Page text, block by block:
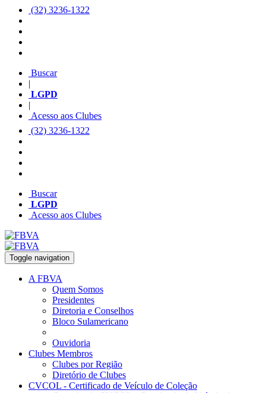
(32) 3236-1322
Buscar
|
LGPD
|
Acesso aos Clubes
(32) 3236-1322
Buscar
LGPD
Acesso aos Clubes
Toggle navigation
A FBVA
Quem Somos
Presidentes
Diretoria e Conselhos
Bloco Sulamericano
Ouvidoria
Clubes Membros
Clubes por Região
Diretório de Clubes
CVCOL - Certificado de Veículo de Coleção